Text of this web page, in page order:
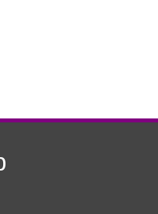
月9日
月4日